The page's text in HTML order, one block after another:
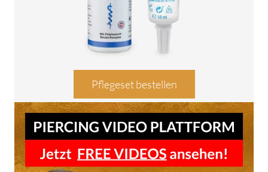
Pflegeset bestellen